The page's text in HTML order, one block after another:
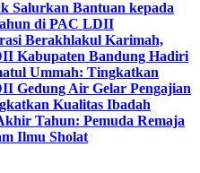
Salurkan Bantuan kepada
di PAC LDII
Berakhlakul Karimah,
Kabupaten Bandung Hadiri
Ummah: Tingkatkan
Gedung Air Gelar Pengajian
Kualitas Ibadah
Tahun: Pemuda Remaja
Ilmu Sholat